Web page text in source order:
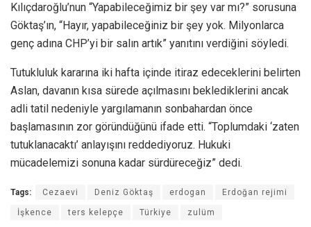
Kılıçdaroğlu’nun “Yapabileceğimiz bir şey var mı?” sorusuna
Göktaş’ın, “Hayır, yapabileceğiniz bir şey yok. Milyonlarca
genç adına CHP’yi bir salın artık” yanıtını verdiğini söyledi.
Tutukluluk kararına iki hafta içinde itiraz edeceklerini belirten
Aslan, davanın kısa sürede açılmasını beklediklerini ancak
adli tatil nedeniyle yargılamanın sonbahardan önce
başlamasının zor göründüğünü ifade etti. “Toplumdaki ‘zaten
tutuklanacaktı’ anlayışını reddediyoruz. Hukuki
mücadelemizi sonuna kadar sürdüreceğiz” dedi.
Tags: Cezaevi Deniz Göktaş erdogan Erdoğan rejimi
İşkence ters kelepçe Türkiye zulüm